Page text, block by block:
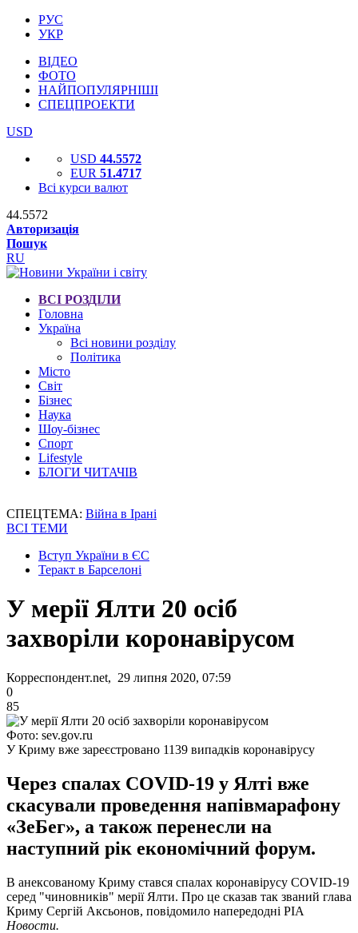
РУС
УКР
ВІДЕО
ФОТО
НАЙПОПУЛЯРНІШІ
СПЕЦПРОЕКТИ
USD
USD 44.5572
EUR 51.4717
Всі курси валют
44.5572
Авторизація
Пошук
RU
ВСІ РОЗДІЛИ
Головна
Україна
Всі новини розділу
Політика
Місто
Світ
Бізнес
Наука
Шоу-бізнес
Спорт
Lifestyle
БЛОГИ ЧИТАЧІВ
СПЕЦТЕМА: Війна в Ірані
ВСІ ТЕМИ
Вступ України в ЄС
Теракт в Барселоні
У мерії Ялти 20 осіб
захворіли коронавірусом
Корреспондент.net, 29 липня 2020, 07:59
0
85
Фото: sev.gov.ru
У Криму вже зареєстровано 1139 випадків коронавірусу
Через спалах COVID-19 у Ялті вже
скасували проведення напівмарафону
«ЗеБег», а також перенесли на
наступний рік економічний форум.
В анексованому Криму стався спалах коронавірусу COVID-19
серед "чиновників" мерії Ялти. Про це сказав так званий глава
Криму Сергій Аксьонов, повідомило напередодні РІА
Новости.